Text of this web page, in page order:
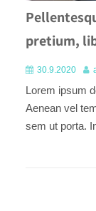
pretium,
30.9.2020
Lorem ipsum
Aenean vel
sem ut porta.